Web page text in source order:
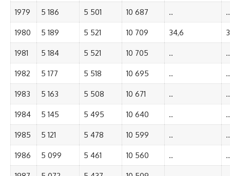
1979 5 186 5 501 10 687 .. ..
1980 5 189 5 521 10 709 34,6
1981 5 184 5 521 10 705 .. ..
1982 5 177 5 518 10 695 .. ..
1983 5 163 5 508 10 671 .. ..
1984 5 145 5 495 10 640 .. ..
1985 5 121 5 478 10 599 .. ..
1986 5 099 5 461 10 560 .. ..